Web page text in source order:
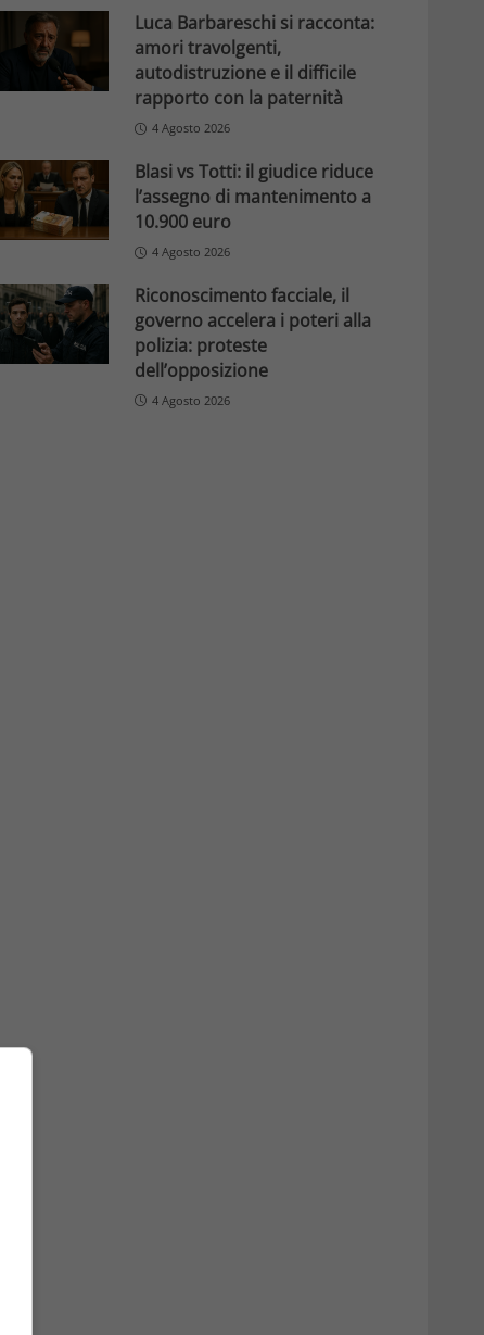
Luca Barbareschi si racconta:
amori travolgenti,
autodistruzione e il difficile
rapporto con la paternità
4 Agosto 2026
Blasi vs Totti: il giudice riduce
l’assegno di mantenimento a
10.900 euro
4 Agosto 2026
Riconoscimento facciale, il
governo accelera i poteri alla
polizia: proteste
dell’opposizione
4 Agosto 2026